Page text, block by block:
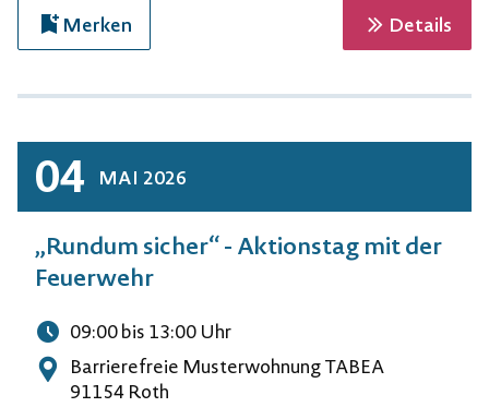
Merken Details
„Rundum sicher“ - Aktionstag mit der
Feuerwehr
04 MAI 2026
Uhrzeit
09:00bis 13:00 Uhr
Adresse
Barrierefreie Musterwohnung TABEA
91154 Roth